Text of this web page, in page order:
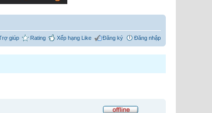
giúp Rating Xếp hạng Like Đăng ký Đăng nhập